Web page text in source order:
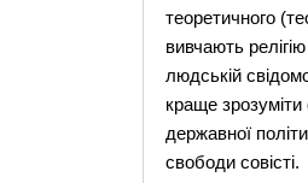
теоретичного
вивчають
людській
краще зрозуміти
державної
свободи совісті.